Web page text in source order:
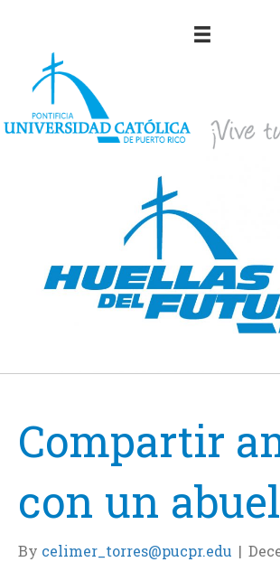
Compartir
con un
By celimer_torres@pucpr.edu |